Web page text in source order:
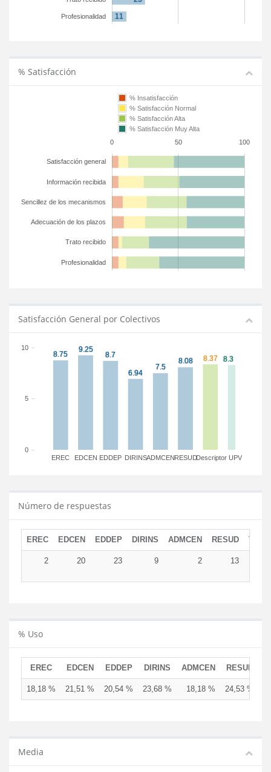
Profesionalidad
% Satisfacción
0 50 100
Satisfacción general
Información recibida
Sencillez de los mecanismos
Adecuación de los plazos
Trato recibido
Profesionalidad
% Insatisfacción
% Satisfacción Normal
% Satisfacción Alta
% Satisfacción Muy Alta
Satisfacción General por Colectivos
EREC EDCEN EDDEP DIRINSADMCENRESUDDescriptor UPV
0
5
10
Número de respuestas
EREC EDCEN EDDEP DIRINS ADMCEN RESUD
2 20 23 9 2 13
% Uso
EREC EDCEN EDDEP DIRINS ADMCEN RESUD
18,18 % 21,51 % 20,54 % 23,68 % 18,18 % 24,53 %
Media